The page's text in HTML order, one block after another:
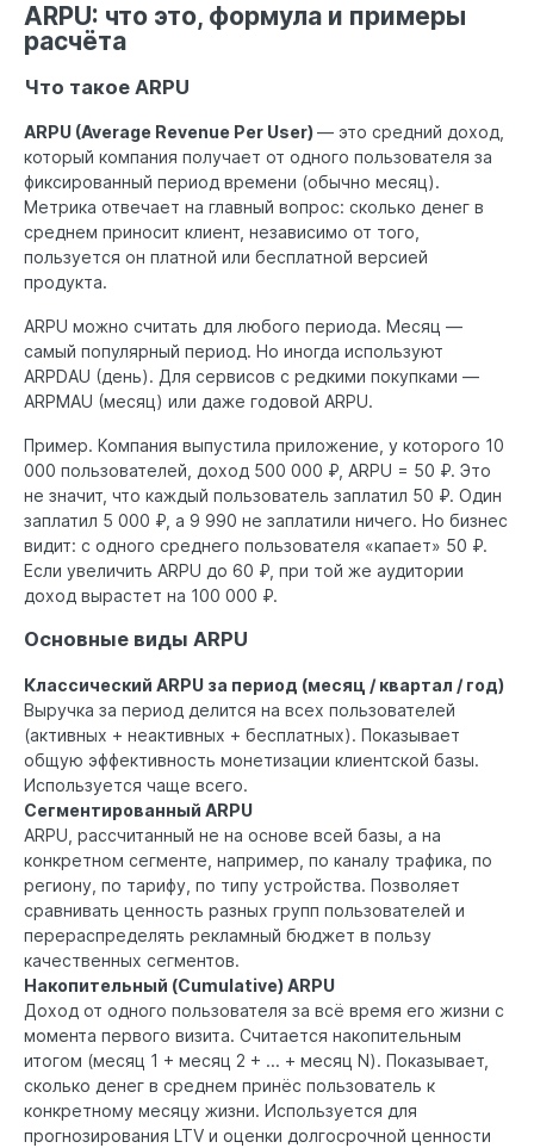
ARPU: что это, формула и примеры
расчёта
Что такое ARPU
ARPU (Average Revenue Per User)— это средний доход,
который компания получает от одного пользователя за
фиксированный период времени (обычно месяц).
Метрика отвечает на главный вопрос: сколько денег в
среднем приносит клиент, независимо от того,
пользуется он платной или бесплатной версией
продукта.
ARPU можно считать для любого периода. Месяц —
самый популярный период. Но иногда используют
ARPDAU (день). Для сервисов с редкими покупками —
ARPMAU (месяц) или даже годовой ARPU.
Пример. Компания выпустила приложение, у которого 10
000 пользователей, доход 500 000 ₽, ARPU = 50 ₽. Это
не значит, что каждый пользователь заплатил 50 ₽. Один
заплатил 5 000 ₽, а 9 990 не заплатили ничего. Но бизнес
видит: с одного среднего пользователя «капает» 50 ₽.
Если увеличить ARPU до 60 ₽, при той же аудитории
доход вырастет на 100 000 ₽.
Основные виды ARPU
Классический ARPU за период (месяц / квартал / год)
Выручка за период делится на всех пользователей
(активных + неактивных + бесплатных). Показывает
общую эффективность монетизации клиентской базы.
Используется чаще всего.
Сегментированный ARPU
ARPU, рассчитанный не на основе всей базы, а на
конкретном сегменте, например, по каналу трафика, по
региону, по тарифу, по типу устройства. Позволяет
сравнивать ценность разных групп пользователей и
перераспределять рекламный бюджет в пользу
качественных сегментов.
Накопительный (Cumulative) ARPU
Доход от одного пользователя за всё время его жизни с
момента первого визита. Считается накопительным
итогом (месяц 1 + месяц 2 + ... + месяц N). Показывает,
сколько денег в среднем принёс пользователь к
конкретному месяцу жизни. Используется для
прогнозирования LTV и оценки долгосрочной ценности